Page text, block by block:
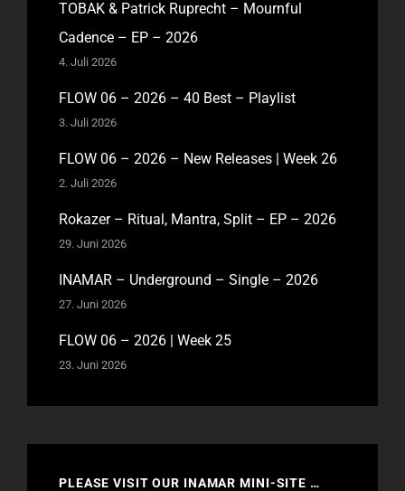
TOBAK & Patrick Ruprecht – Mournful
Cadence – EP – 2026
4. Juli 2026
FLOW 06 – 2026 – 40 Best – Playlist
3. Juli 2026
FLOW 06 – 2026 – New Releases | Week 26
2. Juli 2026
Rokazer – Ritual, Mantra, Split – EP – 2026
29. Juni 2026
INAMAR – Underground – Single – 2026
27. Juni 2026
FLOW 06 – 2026 | Week 25
23. Juni 2026
PLEASE VISIT OUR INAMAR MINI-SITE …